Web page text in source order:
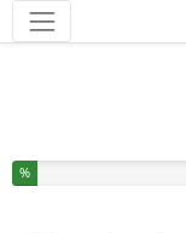
Werkzeuge
Sie haben % dieser
%